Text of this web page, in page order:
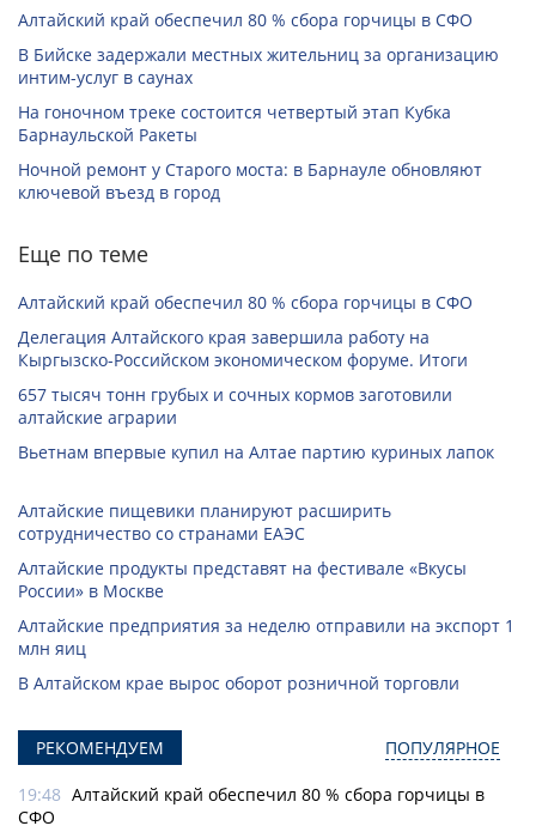
Алтайский край обеспечил 80 % сбора горчицы в СФО
В Бийске задержали местных жительниц за организацию
интим-услуг в саунах
На гоночном треке состоится четвертый этап Кубка
Барнаульской Ракеты
Ночной ремонт у Старого моста: в Барнауле обновляют
ключевой въезд в город
Еще по теме
Алтайский край обеспечил 80 % сбора горчицы в СФО
Делегация Алтайского края завершила работу на
Кыргызско-Российском экономическом форуме. Итоги
657 тысяч тонн грубых и сочных кормов заготовили
алтайские аграрии
Вьетнам впервые купил на Алтае партию куриных лапок
Алтайские пищевики планируют расширить
сотрудничество со странами ЕАЭС
Алтайские продукты представят на фестивале «Вкусы
России» в Москве
Алтайские предприятия за неделю отправили на экспорт 1
млн яиц
В Алтайском крае вырос оборот розничной торговли
РЕКОМЕНДУЕМ ПОПУЛЯРНОЕ
19:48 Алтайский край обеспечил 80 % сбора горчицы в
СФО